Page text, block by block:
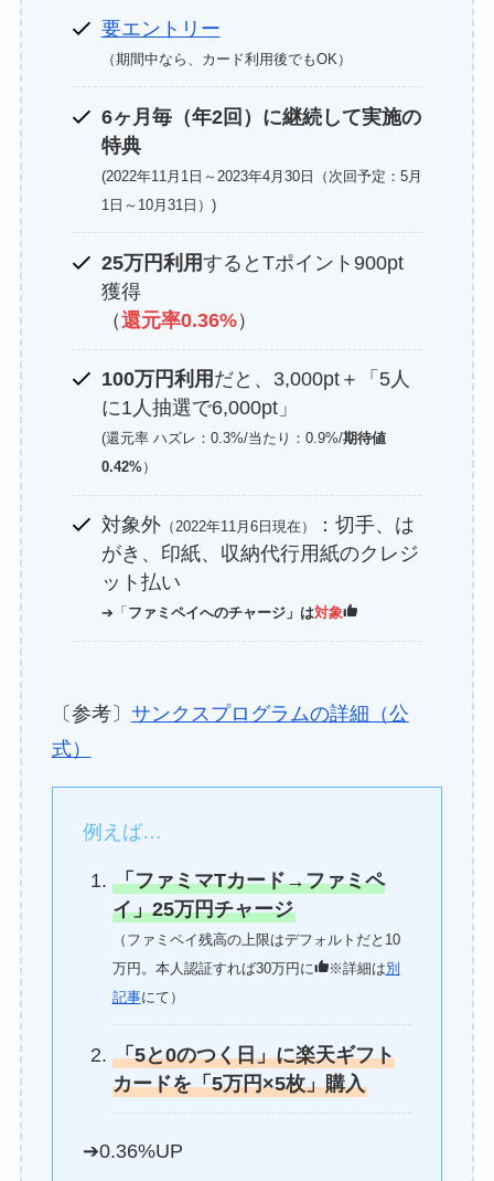
要エントリー
（期間中なら、カード利用後でもOK）
6ヶ月毎（年2回）に継続して実施の
特典
(2022年11月1日～2023年4月30日（次回予定：5月
1日～10月31日）)
25万円利用するとTポイント900pt
獲得
（還元率0.36%）
100万円利用 だと、3,000pt＋「5人
に1人抽選で6,000pt」
(還元率 ハズレ：0.3%/当たり：0.9%/期待値
0.42%）
対象外（2022年11月6日現在）
：切手、は
がき、印紙、収納代行用紙のクレジ
ット払い
➔「 ファミペイへのチャージ」は対象
〔参考〕 サンクスプログラムの詳細（公
式）
例えば…
「ファミマTカード→ファミペ
イ」25万円チャージ
（ファミペイ残高の上限はデフォルトだと10
万円。本人認証すれば30万円に
※詳細は別
記事にて）
「5と0のつく日」に楽天ギフト
カードを「5万円×5枚」購入
➔0.36%UP